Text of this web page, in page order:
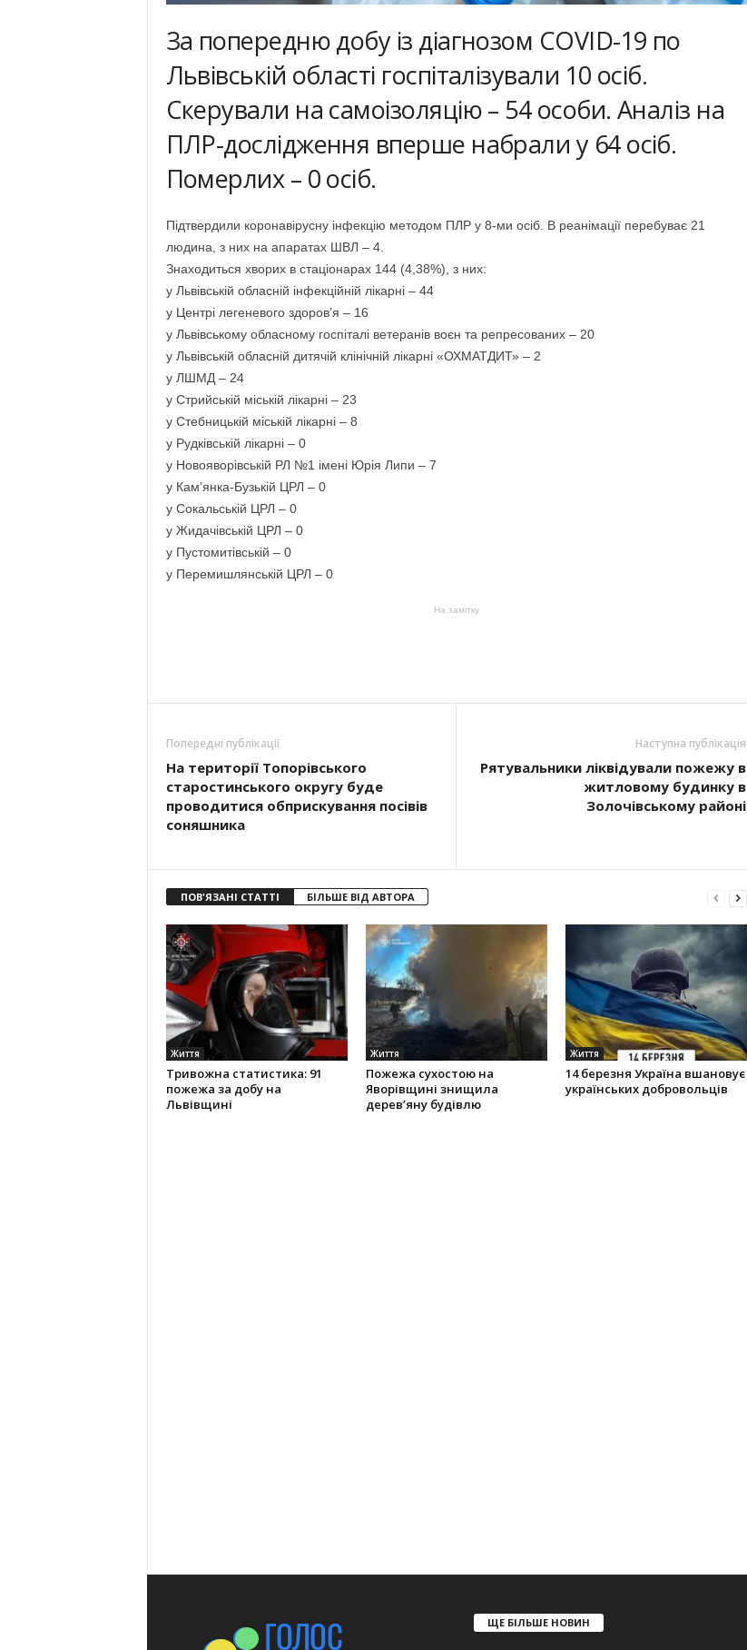
За попередню добу із діагнозом COVID-19 по
Львівській області госпіталізували 10 осіб.
Скерували на самоізоляцію – 54 особи. Аналіз на
ПЛР-дослідження вперше набрали у 64 осіб.
Померлих – 0 осіб.
Підтвердили коронавірусну інфекцію методом ПЛР у 8-ми осіб. В реанімації перебуває 21
людина, з них на апаратах ШВЛ – 4.
Знаходиться хворих в стаціонарах 144 (4,38%), з них:
у Львівській обласній інфекційній лікарні – 44
у Центрі легеневого здоров’я – 16
у Львівському обласному госпіталі ветеранів воєн та репресованих – 20
у Львівській обласній дитячій клінічній лікарні «ОХМАТДИТ» – 2
у ЛШМД – 24
у Стрийській міській лікарні – 23
у Стебницькій міській лікарні – 8
у Рудківській лікарні – 0
у Новояворівській РЛ №1 імені Юрія Липи – 7
у Кам’янка-Бузькій ЦРЛ – 0
у Сокальській ЦРЛ – 0
у Жидачівській ЦРЛ – 0
у Пустомитівській – 0
у Перемишлянській ЦРЛ – 0
На замітку
Попередні публікації
На території Топорівського
старостинського округу буде
проводитися обприскування посівів
соняшника
Наступна публікація
Рятувальники ліквідували пожежу в
житловому будинку в
Золочівському районі
ПОВ'ЯЗАНІ СТАТТІ БІЛЬШЕ ВІД АВТОРА
Життя
Тривожна статистика: 91
пожежа за добу на
Львівщині
Життя
Пожежа сухостою на
Яворівщині знищила
дерев’яну будівлю
Життя
14 березня Україна вшановує
українських добровольців
ЩЕ БІЛЬШЕ НОВИН